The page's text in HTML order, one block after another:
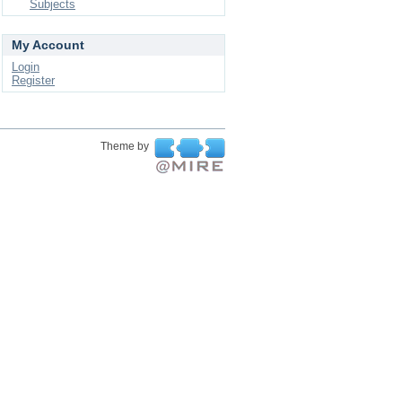
Subjects
My Account
Login
Register
Theme by